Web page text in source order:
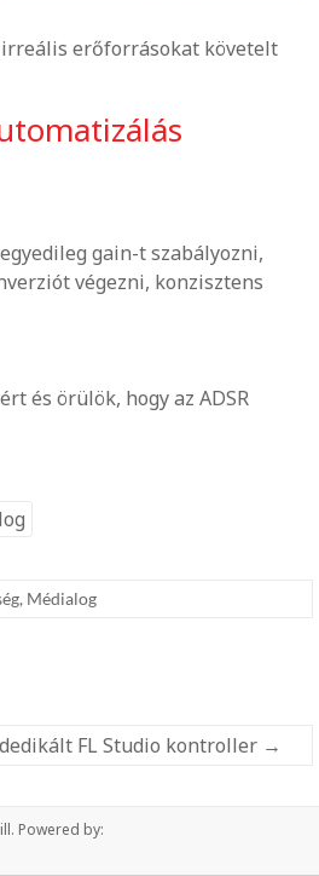
erőforrásokat követelt
gain-t szabályozni,
végezni, konzisztens
és örülök, hogy az ADSR
, Médialog
FL Studio kontroller →
Powered by: